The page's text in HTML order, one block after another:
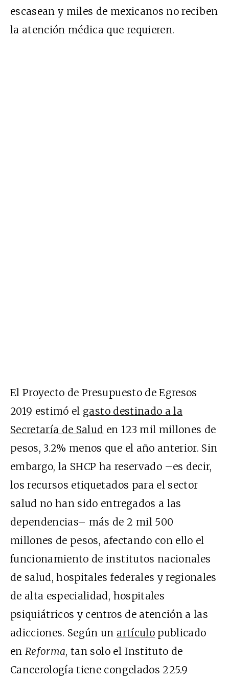
escasean y miles de mexicanos no reciben
la atención médica que requieren.
El Proyecto de Presupuesto de Egresos
2019 estimó el gasto destinado a la
Secretaría de Salud en 123 mil millones de
pesos, 3.2% menos que el año anterior. Sin
embargo, la SHCP ha reservado –es decir,
los recursos etiquetados para el sector
salud no han sido entregados a las
dependencias– más de 2 mil 500
millones de pesos, afectando con ello el
funcionamiento de institutos nacionales
de salud, hospitales federales y regionales
de alta especialidad, hospitales
psiquiátricos y centros de atención a las
adicciones. Según un artículopublicado
enReforma, tan solo el Instituto de
Cancerología tiene congelados 225.9